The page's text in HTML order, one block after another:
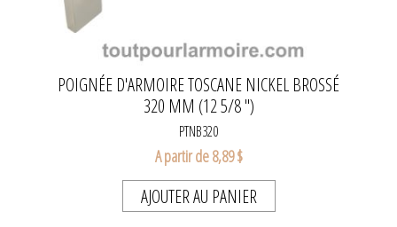
POIGNÉE D'ARMOIRE TOSCANE NICKEL BROSSÉ
320 MM (12 5/8 ")
PTNB320
A partir de 8,89 $
AJOUTER AU PANIER